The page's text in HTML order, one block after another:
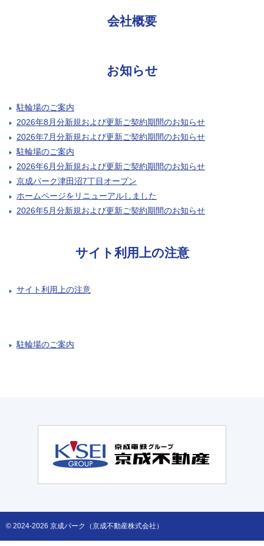
会社概要
お知らせ
駐輪場のご案内
2026年8月分新規および更新ご契約期間のお知らせ
2026年7月分新規および更新ご契約期間のお知らせ
駐輪場のご案内
2026年6月分新規および更新ご契約期間のお知らせ
京成パーク津田沼7丁目オープン
ホームページをリニューアルしました
2026年5月分新規および更新ご契約期間のお知らせ
サイト利用上の注意
サイト利用上の注意
駐輪場のご案内
© 2024-2026 京成パーク（京成不動産株式会社）